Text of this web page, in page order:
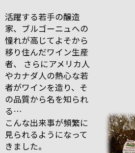
活躍する若手の醸造
家、ブルゴーニュへの
憧れが高じてよそから
移り住んだワイン生産
者、 さらにアメリカ人
やカナダ人の熱心な若
者がワインを造り、そ
の品質から名を知られ
る…
こんな出来事が頻繁に
見られるようになって
きました。